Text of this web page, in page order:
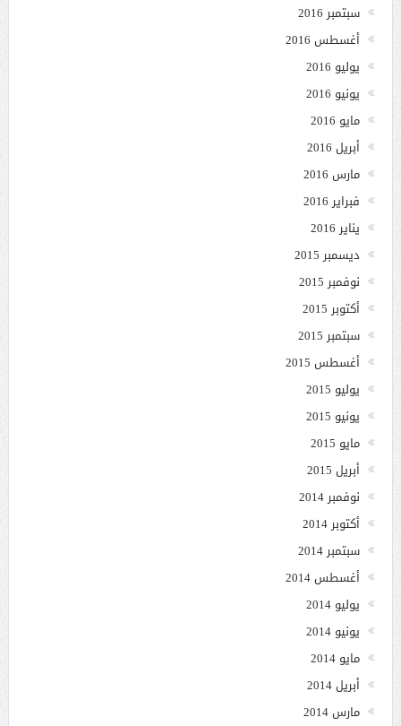
سبتمبر 2016
أغسطس 2016
يوليو 2016
يونيو 2016
مايو 2016
أبريل 2016
مارس 2016
فبراير 2016
يناير 2016
ديسمبر 2015
نوفمبر 2015
أكتوبر 2015
سبتمبر 2015
أغسطس 2015
يوليو 2015
يونيو 2015
مايو 2015
أبريل 2015
نوفمبر 2014
أكتوبر 2014
سبتمبر 2014
أغسطس 2014
يوليو 2014
يونيو 2014
مايو 2014
أبريل 2014
مارس 2014